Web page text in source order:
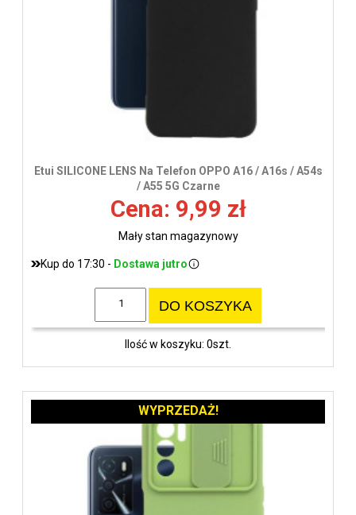
Etui SILICONE LENS Na Telefon OPPO A16 / A16s / A54s
/ A55 5G Czarne
Cena: 9,99 zł
Mały stan magazynowy
Kup do 17:30 - Dostawa jutro
DO KOSZYKA
Ilość w koszyku: 0szt.
WYPRZEDAŻ!